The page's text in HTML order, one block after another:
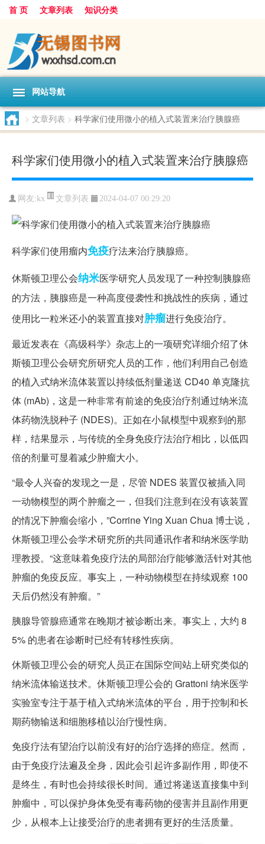
首 页 文章列表 知识分类
网站导航
> 文章列表 > 科学家们使用微小的植入式装置来治疗胰腺癌
科学家们使用微小的植入式装置来治疗胰腺癌
网友:kx 文章列表 2024-04-07 00:29:20
科学家们使用瘤内免疫疗法来治疗胰腺癌。
休斯顿卫理公会纳米医学研究人员发现了一种控制胰腺癌
的方法，胰腺癌是一种高度侵袭性和挑战性的疾病，通过
使用比一粒米还小的装置直接对肿瘤进行免疫治疗。
最近发表在《高级科学》杂志上的一项研究详细介绍了休
斯顿卫理公会研究所研究人员的工作，他们利用自己创造
的植入式纳米流体装置以持续低剂量递送 CD40 单克隆抗
体 (mAb)，这是一种非常有前途的免疫治疗剂通过纳米流
体药物洗脱种子 (NDES)。正如在小鼠模型中观察到的那
样，结果显示，与传统的全身免疫疗法治疗相比，以低四
倍的剂量可显着减少肿瘤大小。
“最令人兴奋的发现之一是，尽管 NDES 装置仅被插入同
一动物模型的两个肿瘤之一，但我们注意到在没有该装置
的情况下肿瘤会缩小，”Corrine Ying Xuan Chua 博士说，
休斯顿卫理公会学术研究所的共同通讯作者和纳米医学助
理教授。“这意味着免疫疗法的局部治疗能够激活针对其他
肿瘤的免疫反应。事实上，一种动物模型在持续观察 100
天后仍然没有肿瘤。”
胰腺导管腺癌通常在晚期才被诊断出来。事实上，大约 8
5% 的患者在诊断时已经有转移性疾病。
休斯顿卫理公会的研究人员正在国际空间站上研究类似的
纳米流体输送技术。休斯顿卫理公会的 Grattoni 纳米医学
实验室专注于基于植入式纳米流体的平台，用于控制和长
期药物输送和细胞移植以治疗慢性病。
免疫疗法有望治疗以前没有好的治疗选择的癌症。然而，
由于免疫疗法遍及全身，因此会引起许多副作用，即使不
是终生，有时也会持续很长时间。通过将递送直接集中到
肿瘤中，可以保护身体免受有毒药物的侵害并且副作用更
少，从根本上让接受治疗的患者拥有更好的生活质量。